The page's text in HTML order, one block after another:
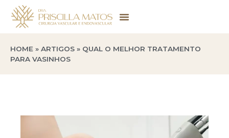
HOME » ARTIGOS » QUAL O MELHOR TRATAMENTO
PARA VASINHOS